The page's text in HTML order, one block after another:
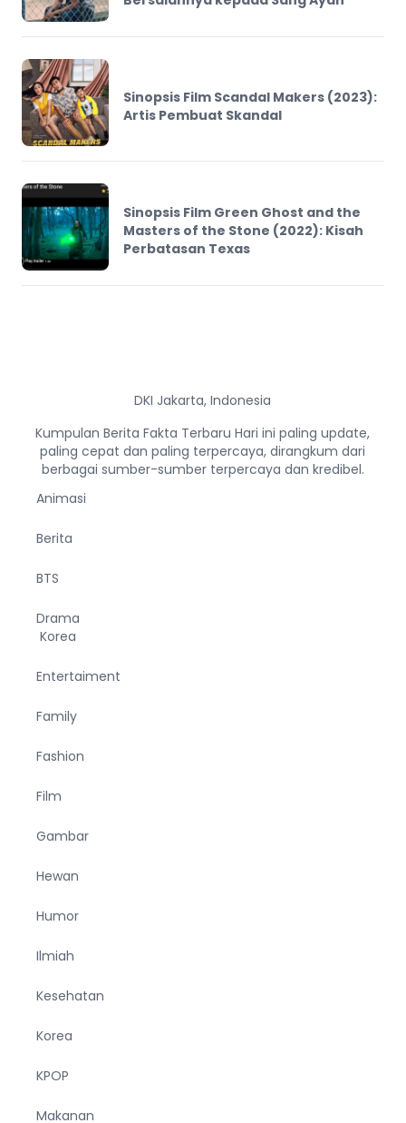
Sinopsis Film Scandal Makers (2023):
Artis Pembuat Skandal
Sinopsis Film Green Ghost and the
Masters of the Stone (2022): Kisah
Perbatasan Texas
DKI Jakarta, Indonesia
Kumpulan Berita Fakta Terbaru Hari ini paling update,
paling cepat dan paling terpercaya, dirangkum dari
berbagai sumber-sumber terpercaya dan kredibel.
Animasi
Berita
BTS
Drama
Korea
Entertaiment
Family
Fashion
Film
Gambar
Hewan
Humor
Ilmiah
Kesehatan
Korea
KPOP
Makanan